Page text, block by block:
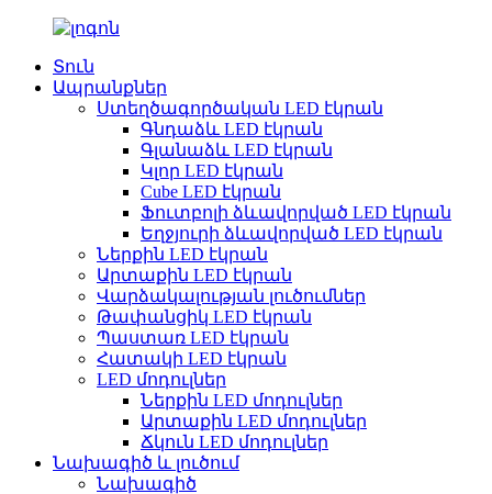
Տուն
Ապրանքներ
Ստեղծագործական LED էկրան
Գնդաձև LED էկրան
Գլանաձև LED էկրան
Կլոր LED էկրան
Cube LED էկրան
Ֆուտբոլի ձևավորված LED էկրան
Եղջյուրի ձևավորված LED էկրան
Ներքին LED էկրան
Արտաքին LED էկրան
Վարձակալության լուծումներ
Թափանցիկ LED էկրան
Պաստառ LED էկրան
Հատակի LED էկրան
LED մոդուլներ
Ներքին LED մոդուլներ
Արտաքին LED մոդուլներ
Ճկուն LED մոդուլներ
Նախագիծ և լուծում
Նախագիծ